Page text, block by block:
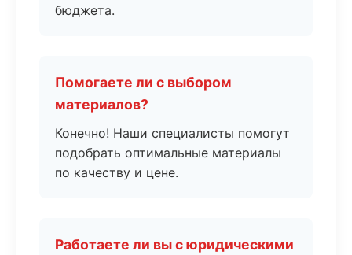
бюджета.
Помогаете ли с выбором
материалов?
Конечно! Наши специалисты помогут
подобрать оптимальные материалы
по качеству и цене.
Работаете ли вы с юридическими